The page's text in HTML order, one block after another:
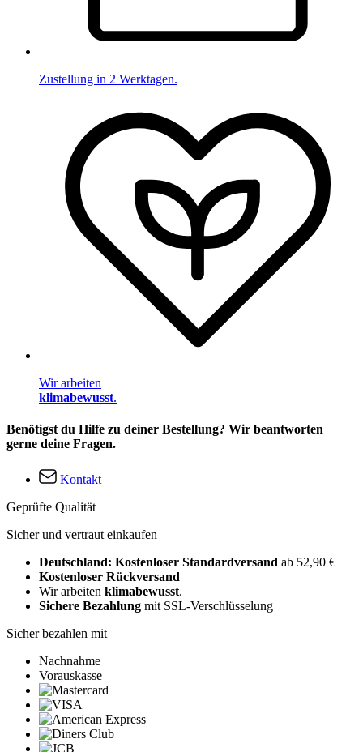
Zustellung in 2 Werktagen.
Wir arbeiten
klimabewusst.
Benötigst du Hilfe zu deiner Bestellung? Wir beantworten
gerne deine Fragen.
Kontakt
Geprüfte Qualität
Sicher und vertraut einkaufen
Deutschland: Kostenloser Standardversand ab 52,90 €
Kostenloser Rückversand
Wir arbeiten klimabewusst.
Sichere Bezahlung mit SSL-Verschlüsselung
Sicher bezahlen mit
Nachnahme
Vorauskasse